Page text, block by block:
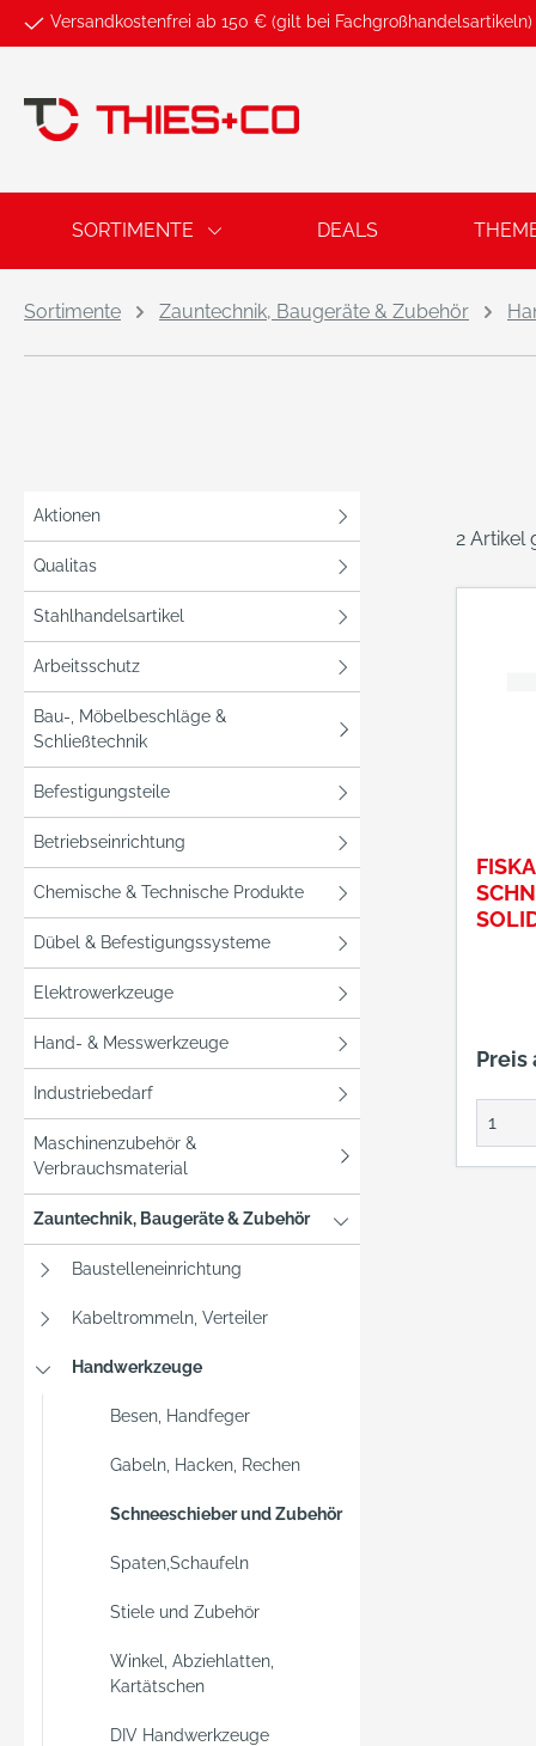
Zur Hauptnavigation springen
Versandkostenfrei ab 150 € (gilt bei Fachgroßhandelsartikeln)
SORTIMENTE DEALS
Sortimente Zauntechnik, Baugeräte & Zubehör
Aktionen
Qualitas
Stahlhandelsartikel
Arbeitsschutz
Bau-, Möbelbeschläge &
Schließtechnik
Befestigungsteile
Betriebseinrichtung
Chemische & Technische Produkte
Dübel & Befestigungssysteme
Elektrowerkzeuge
Hand- & Messwerkzeuge
Industriebedarf
Maschinenzubehör &
Verbrauchsmaterial
Zauntechnik, Baugeräte & Zubehör
Baustelleneinrichtung
Kabeltrommeln, Verteiler
Handwerkzeuge
Besen, Handfeger
Gabeln, Hacken, Rechen
Schneeschieber und Zubehör
Spaten,Schaufeln
Stiele und Zubehör
Winkel, Abziehlatten,
Kartätschen
DIV Handwerkzeuge
2 Artikel
Preis